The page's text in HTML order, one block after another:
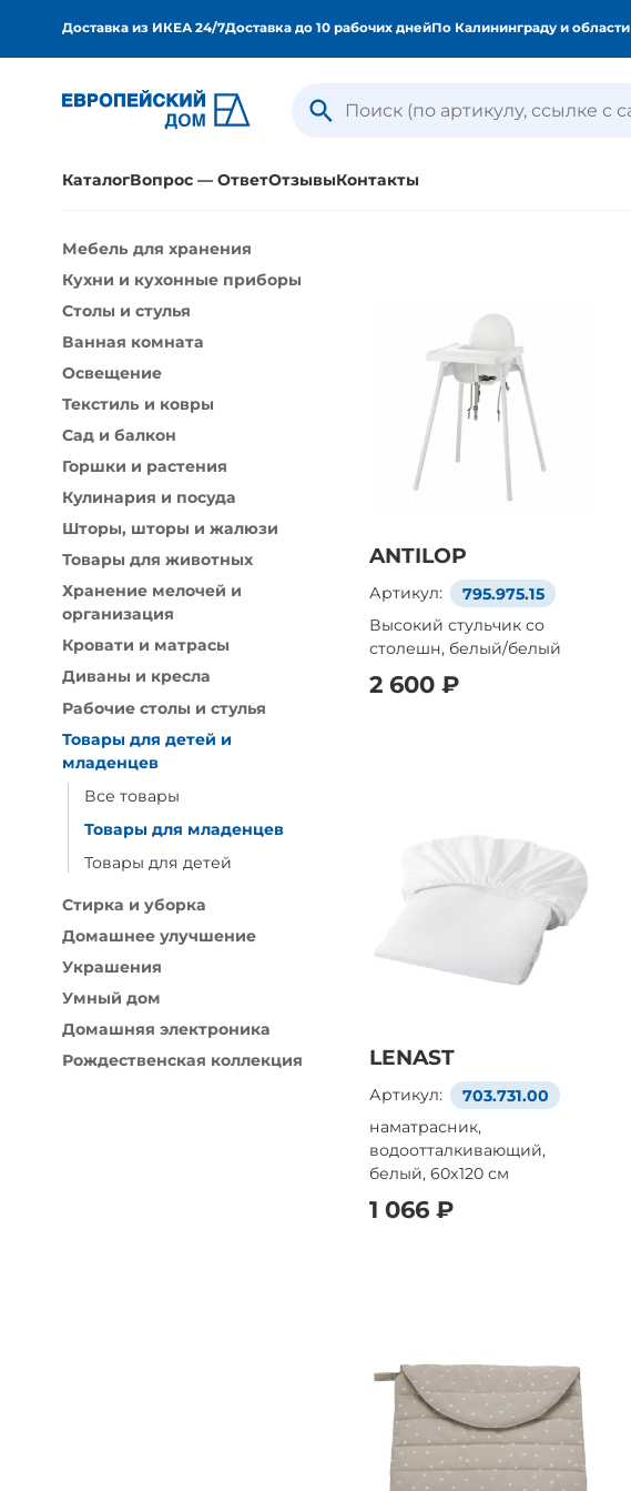
Доставка из ИКЕА 24/7Доставка до 10 рабочих днейПо Калининграду и области
КаталогВопрос — ОтветОтзывыКонтакты
Мебель для хранения
Кухни и кухонные приборы
Столы и стулья
Ванная комната
Освещение
Текстиль и ковры
Сад и балкон
Горшки и растения
Кулинария и посуда
Шторы, шторы и жалюзи
Товары для животных
Хранение мелочей и
организация
Кровати и матрасы
Диваны и кресла
Рабочие столы и стулья
Товары для детей и
младенцев
Все товары
Товары для младенцев
Товары для детей
Стирка и уборка
Домашнее улучшение
Украшения
Умный дом
Домашняя электроника
Рождественская коллекция
ANTILOP
Артикул:
795.975.15
Высокий стульчик со
столешн, белый/белый
2 600 ₽
LENAST
Артикул:
703.731.00
наматрасник,
водоотталкивающий,
белый, 60x120 см
1 066 ₽